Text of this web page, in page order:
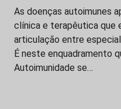
As doenças autoimunes
clínica e terapêutica que
articulação entre
É neste enquadramento
Autoimunidade se…